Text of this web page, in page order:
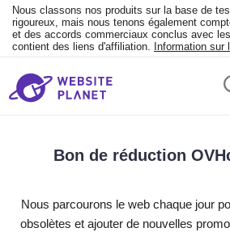
Nous classons nos produits sur la base de
rigoureux, mais nous tenons également
et des accords commerciaux conclus avec
contient des liens d'affiliation. Information sur
Bon de réduction
Nous parcourons le web chaque jour
obsolètes et ajouter de nouvelles